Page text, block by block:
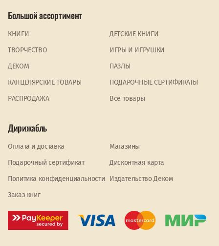
Большой ассортимент
КНИГИ
ДЕТСКИЕ КНИГИ
ТВОРЧЕСТВО
ИГРЫ И ИГРУШКИ
ДЕКОМ
ПАЗЛЫ
КАНЦЕЛЯРСКИЕ ТОВАРЫ
ПОДАРОЧНЫЕ СЕРТИФИКАТЫ
PАСПРОДАЖА
Все товары
Дирижабль
Оплата и доставка
Магазины
Подарочный сертификат
Дисконтная карта
Политика конфиденциальности
Издательство Деком
Заказ книг